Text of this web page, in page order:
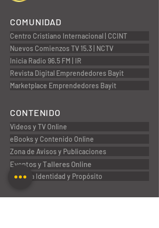
COMUNIDAD
Centro Cristiano Internacional | CCINT
Nuevos Comienzos TV 15.3 | NCTV
Inicia Radio 96.5 FM | IR
Revista Digital Emprendedores Bayit
Marketplace Emprendedores Bayit
CONTENIDO
Videos y TV Online
eBooks y Contenido Online
Zona de Avisos y Publicaciones
Eventos y Talleres Online
Nuestra Identidad y Propósito